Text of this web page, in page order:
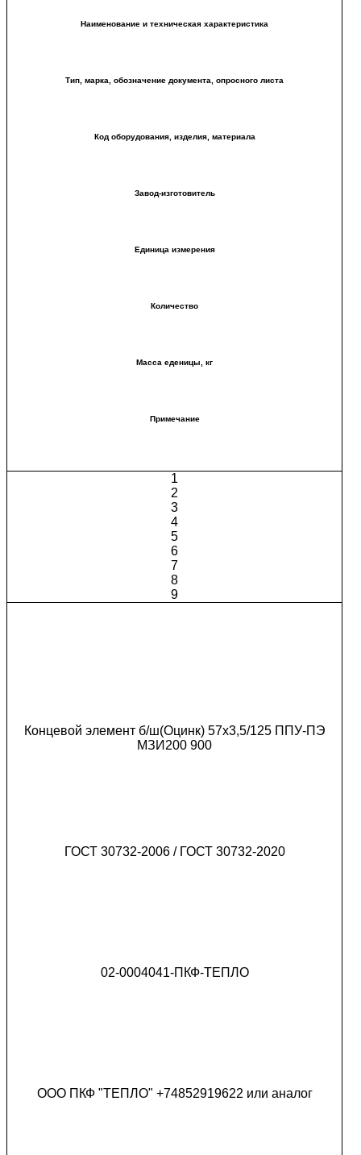
Наименование и техническая характеристика
Тип, марка, обозначение документа, опросного листа
Код оборудования, изделия, материала
Завод-изготовитель
Единица измерения
Количество
Масса еденицы, кг
Примечание
1
2
3
4
5
6
7
8
9
Концевой элемент б/ш(Оцинк) 57х3,5/125 ППУ-ПЭ
МЗИ200 900
ГОСТ 30732-2006 / ГОСТ 30732-2020
02-0004041-ПКФ-ТЕПЛО
ООО ПКФ "ТЕПЛО" +74852919622 или аналог